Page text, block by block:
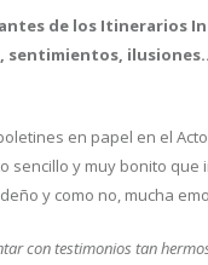
de los Itinerarios
en papel en el
sencillo y muy bonito
y como no, mucha
con testimonios tan